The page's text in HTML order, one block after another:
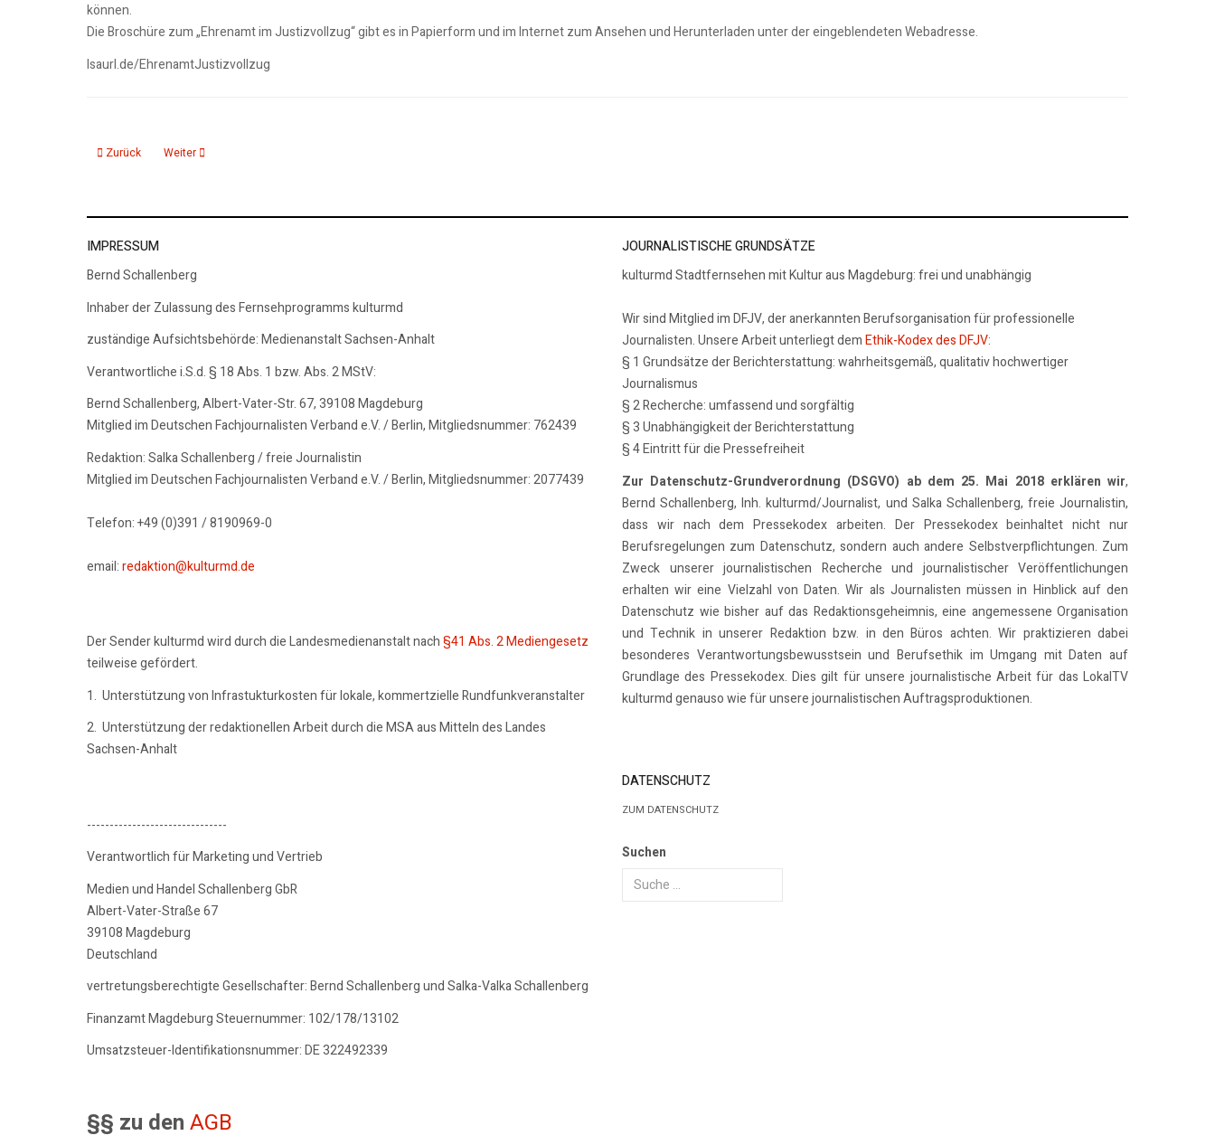
können.
Die Broschüre zum „Ehrenamt im Justizvollzug“ gibt es in Papierform und im Internet zum Ansehen und Herunterladen unter der eingeblendeten Webadresse.
lsaurl.de/EhrenamtJustizvollzug
Vorheriger Beitrag: 16.02.26: KMD aktuelle 15, Nachrichten 1
Zurück Nächster Beitrag: 13.02.26: 7. Landesmusikpreis ausgeschrieben
Weiter
IMPRESSUM
Bernd Schallenberg
Inhaber der Zulassung des Fernsehprogramms kulturmd
zuständige Aufsichtsbehörde: Medienanstalt Sachsen-Anhalt
Verantwortliche i.S.d. § 18 Abs. 1 bzw. Abs. 2 MStV:
Bernd Schallenberg, Albert-Vater-Str. 67, 39108 Magdeburg
Mitglied im Deutschen Fachjournalisten Verband e.V. / Berlin, Mitgliedsnummer: 762439
Redaktion: Salka Schallenberg / freie Journalistin
Mitglied im Deutschen Fachjournalisten Verband e.V. / Berlin, Mitgliedsnummer: 2077439
Telefon: +49 (0)391 / 8190969-0
email:redaktion@kulturmd.de
Der Sender kulturmd wird durch die Landesmedienanstalt nach§41 Abs. 2 Mediengesetz
teilweise gefördert.
1. Unterstützung von Infrastukturkosten für lokale, kommertzielle Rundfunkveranstalter
2. Unterstützung der redaktionellen Arbeit durch die MSA aus Mitteln des Landes
Sachsen-Anhalt
-------------------------------
Verantwortlich für Marketing und Vertrieb
Medien und Handel Schallenberg GbR
Albert-Vater-Straße 67
39108 Magdeburg
Deutschland
vertretungsberechtigte Gesellschafter: Bernd Schallenberg und Salka-Valka Schallenberg
Finanzamt Magdeburg Steuernummer: 102/178/13102
Umsatzsteuer-Identifikationsnummer: DE 322492339
§§ zu den AGB
JOURNALISTISCHE GRUNDSÄTZE
kulturmd Stadtfernsehen mit Kultur aus Magdeburg: frei und unabhängig
Wir sind Mitglied im DFJV, der anerkannten Berufsorganisation für professionelle
Journalisten. Unsere Arbeit unterliegt demEthik-Kodex des DFJV:
§ 1 Grundsätze der Berichterstattung: wahrheitsgemäß, qualitativ hochwertiger
Journalismus
§ 2 Recherche: umfassend und sorgfältig
§ 3 Unabhängigkeit der Berichterstattung
§ 4 Eintritt für die Pressefreiheit
Zur Datenschutz-Grundverordnung (DSGVO) ab dem 25. Mai 2018 erklären wir,
Bernd Schallenberg, Inh. kulturmd/Journalist, und Salka Schallenberg, freie Journalistin,
dass wir nach dem Pressekodex arbeiten. Der Pressekodex beinhaltet nicht nur
Berufsregelungen zum Datenschutz, sondern auch andere Selbstverpflichtungen. Zum
Zweck unserer journalistischen Recherche und journalistischer Veröffentlichungen
erhalten wir eine Vielzahl von Daten. Wir als Journalisten müssen in Hinblick auf den
Datenschutz wie bisher auf das Redaktionsgeheimnis, eine angemessene Organisation
und Technik in unserer Redaktion bzw. in den Büros achten. Wir praktizieren dabei
besonderes Verantwortungsbewusstsein und Berufsethik im Umgang mit Daten auf
Grundlage des Pressekodex. Dies gilt für unsere journalistische Arbeit für das LokalTV
kulturmd genauso wie für unsere journalistischen Auftragsproduktionen.
DATENSCHUTZ
ZUM DATENSCHUTZ
Suchen